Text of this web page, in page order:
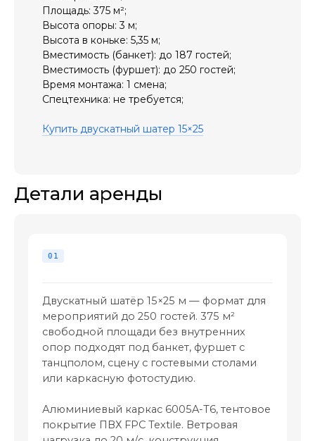
Площадь: 375 м²;
Высота опоры: 3 м;
Высота в коньке: 5,35 м;
Вместимость (банкет): до 187 гостей;
Вместимость (фуршет): до 250 гостей;
Время монтажа: 1 смена;
Спецтехника: не требуется;
Купить двускатный шатер 15×25
Двускатный шатёр 15×25 м — формат для
мероприятий до 250 гостей. 375 м²
свободной площади без внутренних
опор подходят под банкет, фуршет с
танцполом, сцену с гостевыми столами
или каркасную фотостудию.
Алюминиевый каркас 6005A-T6, тентовое
покрытие ПВХ FPC Textile. Ветровая